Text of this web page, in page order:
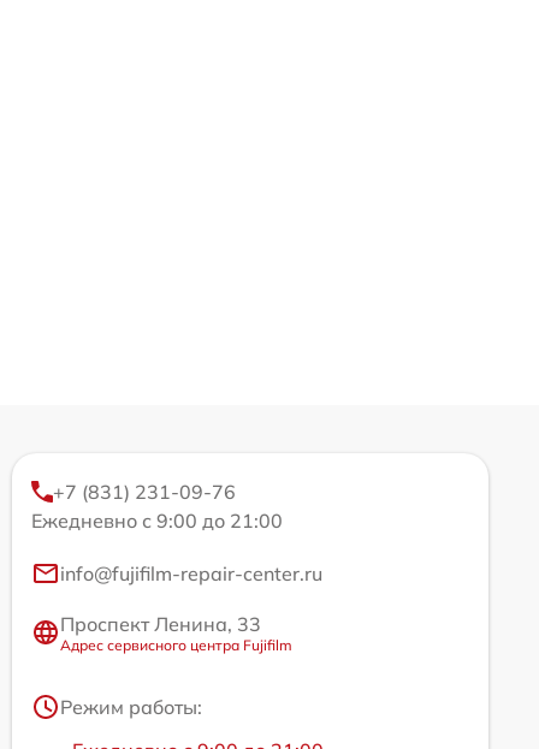
+7 (831) 231-09-76
Ежедневно с 9:00 до 21:00
info@fujifilm-repair-center.ru
Проспект Ленина, 33
Адрес сервисного центра Fujifilm
Режим работы: